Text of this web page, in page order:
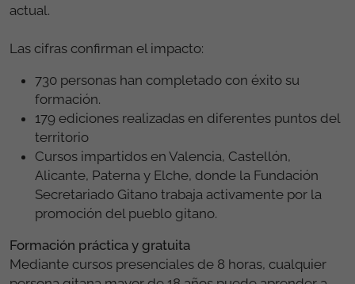
actual.
Las cifras confirman el impacto:
730 personas han completado con éxito su
formación.
179 ediciones realizadas en diferentes puntos del
territorio
Cursos impartidos en Valencia, Castellón,
Alicante, Paterna y Elche, donde la Fundación
Secretariado Gitano trabaja activamente por la
promoción del pueblo gitano.
Formación práctica y gratuita
Mediante cursos presenciales de 8 horas, cualquier